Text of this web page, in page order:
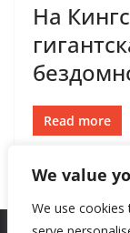
We value
We use cookies
На
Read more